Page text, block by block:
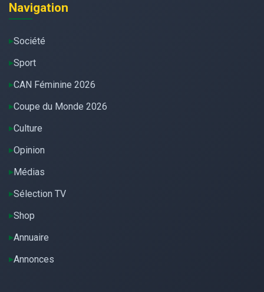
Navigation
Société
Sport
CAN Féminine 2026
Coupe du Monde 2026
Culture
Opinion
Médias
Sélection TV
Shop
Annuaire
Annonces